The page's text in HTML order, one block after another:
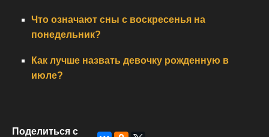
Что означают сны с воскресенья на
понедельник?
Как лучше назвать девочку рожденную в
июле?
Поделиться с